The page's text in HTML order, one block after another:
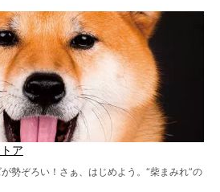
ア
勢ぞろい！さぁ、はじめよう。“柴まみれ”の